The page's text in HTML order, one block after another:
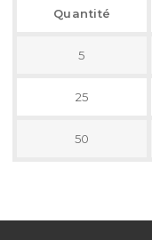
Quantité
5
25
50